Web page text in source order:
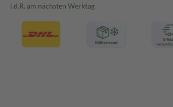
i.d.R. am nächsten Werktag